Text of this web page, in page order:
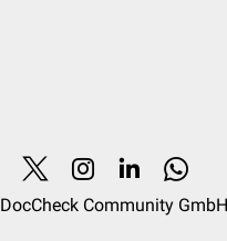
DocCheck Community GmbH